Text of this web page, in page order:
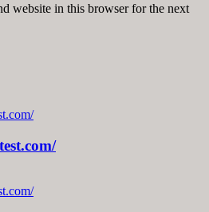
website in this browser for the next